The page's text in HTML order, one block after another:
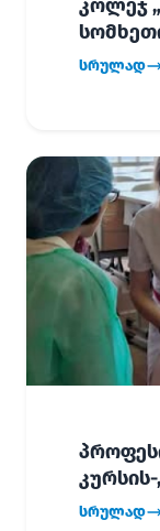
კოლეჯ
სრულად
სრულად